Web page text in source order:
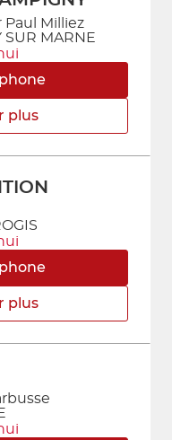
Paul Milliez
MARNE
plus
plus